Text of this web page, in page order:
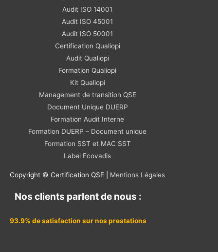
Audit ISO 14001
Audit ISO 45001
Audit ISO 50001
Certification Qualiopi
Audit Qualiopi
Formation Qualiopi
Kit Qualiopi
Management de transition QSE
Document Unique DUERP
Formation Audit Interne
Formation DUERP – Document unique
Formation SST et MAC SST
Label Ecovadis
Copyright © Certification QSE | Mentions Légales
Nos clients parlent de nous :
93.9% de satisfaction sur nos prestations